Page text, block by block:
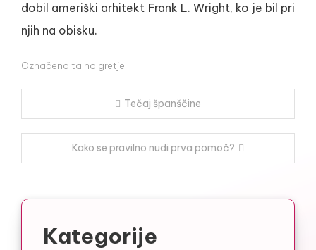
dobil ameriški arhitekt Frank L. Wright, ko je bil pri
njih na obisku.
Označeno talno gretje
Navigacija
prispevka
Tečaj španščine
Kako se pravilno nudi prva pomoč?
Kategorije